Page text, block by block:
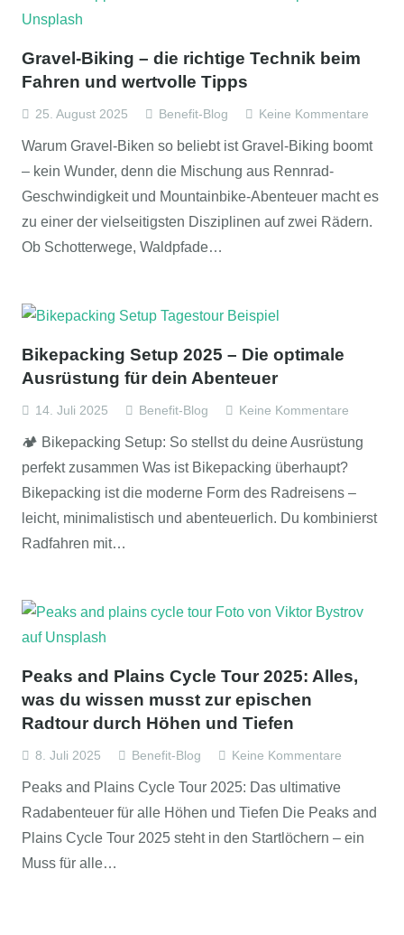
Gravel-Biking – die richtige Technik beim
Fahren und wertvolle Tipps
25. August 2025 Benefit-Blog Keine Kommentare
Warum Gravel-Biken so beliebt ist Gravel-Biking boomt
– kein Wunder, denn die Mischung aus Rennrad-
Geschwindigkeit und Mountainbike-Abenteuer macht es
zu einer der vielseitigsten Disziplinen auf zwei Rädern.
Ob Schotterwege, Waldpfade…
Bikepacking Setup 2025 – Die optimale
Ausrüstung für dein Abenteuer
14. Juli 2025 Benefit-Blog Keine Kommentare
🏕️ Bikepacking Setup: So stellst du deine Ausrüstung
perfekt zusammen Was ist Bikepacking überhaupt?
Bikepacking ist die moderne Form des Radreisens –
leicht, minimalistisch und abenteuerlich. Du kombinierst
Radfahren mit…
Peaks and Plains Cycle Tour 2025: Alles,
was du wissen musst zur epischen
Radtour durch Höhen und Tiefen
8. Juli 2025 Benefit-Blog Keine Kommentare
Peaks and Plains Cycle Tour 2025: Das ultimative
Radabenteuer für alle Höhen und Tiefen Die Peaks and
Plains Cycle Tour 2025 steht in den Startlöchern – ein
Muss für alle…